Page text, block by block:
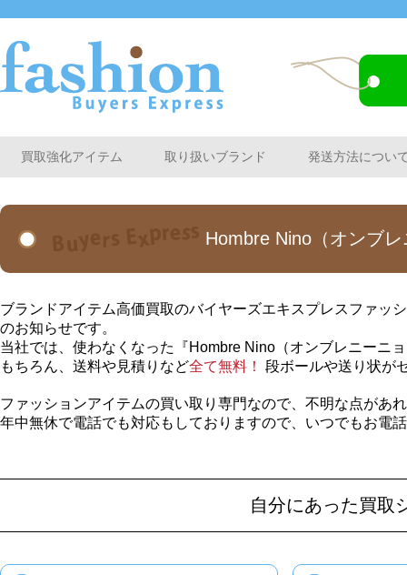
買取強化アイテム 取り扱いブランド 発送方法につい
Hombre Nino（オンブ
ブランドアイテム高価買取のバイヤーズエキスプレスファッ
のお知らせです。
当社では、使わなくなった『Hombre Nino（オンブレニーニ
もちろん、送料や見積りなど全て無料！ 段ボールや送り状が
ファッションアイテムの買い取り専門なので、不明な点があ
年中無休で電話でも対応もしておりますので、いつでもお電
自分にあった買取